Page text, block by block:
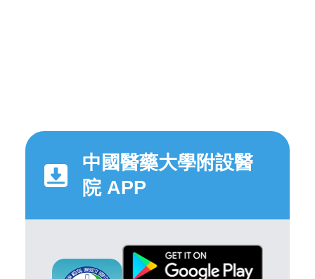
中國醫藥大學附設醫
院 APP